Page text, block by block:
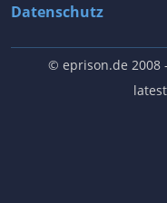
Datenschutz
© eprison.de 2008